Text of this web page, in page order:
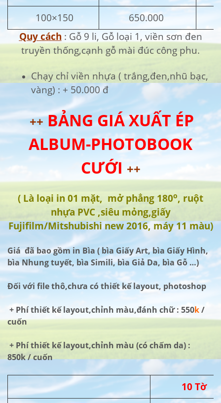
100×150
650.000
Quy cách : Gỗ 9 li, Gỗ loại 1, viền sơn đen
truyền thống,cạnh gỗ mài đúc công phu.
Chạy chỉ viền nhựa ( trắng,đen,nhũ bạc,
vàng) : + 50.000 đ
++ BẢNG GIÁ XUẤT ÉP
ALBUM-PHOTOBOOK
CƯỚI ++
( Là loại in 01 mặt, mở phẳng 180o, ruột
nhựa PVC ,siêu mỏng,giấy
Fujifilm/Mitshubishi new 2016, máy 11 màu)
Giá đã bao gồm in Bìa ( bìa Giấy Art, bìa Giấy Hình,
bìa Nhung tuyết, bìa Simili, bìa Giả Da, bìa Gỗ …)
Đối với file thô,chưa có thiết kế layout, photoshop
+ Phí thiết kế layout,chỉnh màu,đánh chữ : 550k/
cuốn
+ Phí thiết kế layout,chỉnh màu (có chấm da) :
850k / cuốn
10 Tờ